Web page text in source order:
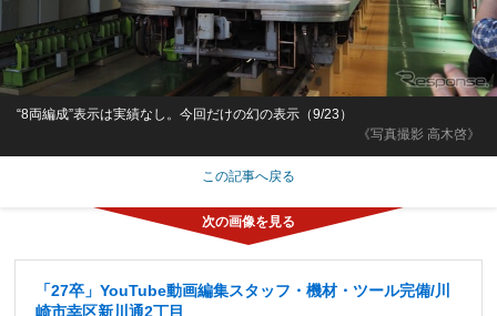
《写真撮影 高木啓》
“8両編成”表示は実績なし。今回だけの幻の表示（9/23）
この記事へ戻る
「27卒」YouTube動画編集スタッフ・機材・ツール完備/川
崎市幸区新川通2丁目